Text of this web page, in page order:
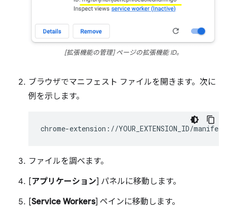
[拡張機能の管理] ページの拡張機能 ID。
ブラウザでマニフェスト ファイルを開きます。次に
例を示します。
ファイルを調べます。
[アプリケーション] パネルに移動します。
[Service Workers] ペインに移動します。